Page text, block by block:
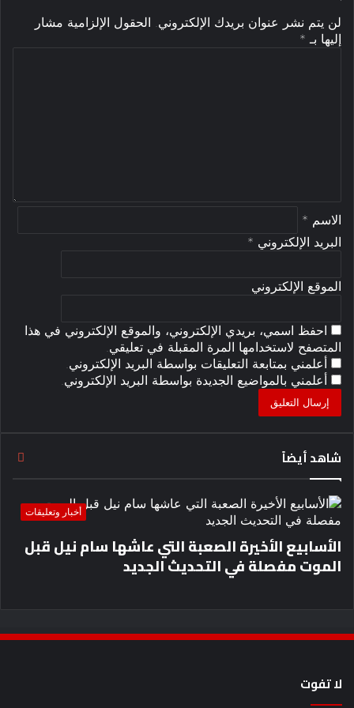
لن يتم نشر عنوان بريدك الإلكتروني. الحقول الإلزامية مشار
إليها بـ *
الاسم *
البريد الإلكتروني *
الموقع الإلكتروني
احفظ اسمي، بريدي الإلكتروني، والموقع الإلكتروني في هذا
المتصفح لاستخدامها المرة المقبلة في تعليقي.
أعلمني بمتابعة التعليقات بواسطة البريد الإلكتروني.
أعلمني بالمواضيع الجديدة بواسطة البريد الإلكتروني.
شاهد أيضاً
أخبار وتعليقات
الأسابيع الأخيرة الصعبة التي عاشها سام نيل قبل
الموت مفصلة في التحديث الجديد
لا تفوت